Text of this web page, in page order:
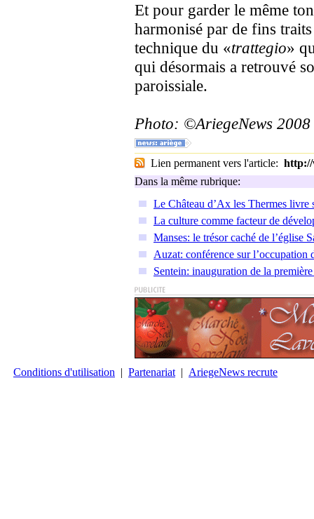
Et pour garder le même
harmonisé par de fins
technique du «trattegio»
qui désormais a retrouvé
paroissiale.
Photo: ©AriegeNews 2008
Lien permanent vers l'article: http://
Dans la même rubrique:
Le Château d’Ax les Thermes livre
La culture comme facteur de
Manses: le trésor caché de l’église
Auzat: conférence sur l’occupation
Sentein: inauguration de la
Conditions d'utilisation | Partenariat | AriegeNews recrute